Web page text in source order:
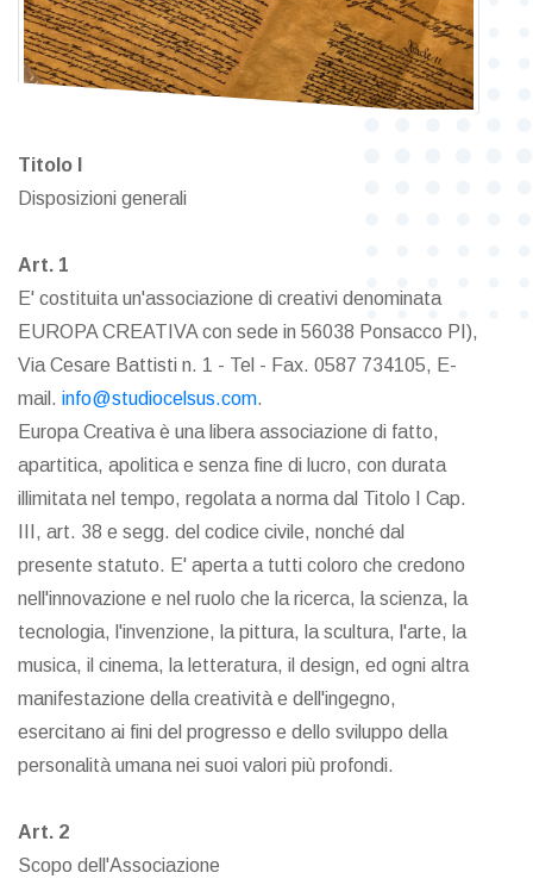
Titolo I
Disposizioni generali
Art. 1
E' costituita un'associazione di creativi denominata
EUROPA CREATIVA con sede in 56038 Ponsacco PI),
Via Cesare Battisti n. 1 - Tel - Fax. 0587 734105, E-
mail. info@studiocelsus.com.
Europa Creativa è una libera associazione di fatto,
apartitica, apolitica e senza fine di lucro, con durata
illimitata nel tempo, regolata a norma dal Titolo I Cap.
III, art. 38 e segg. del codice civile, nonché dal
presente statuto. E' aperta a tutti coloro che credono
nell'innovazione e nel ruolo che la ricerca, la scienza, la
tecnologia, l'invenzione, la pittura, la scultura, l'arte, la
musica, il cinema, la letteratura, il design, ed ogni altra
manifestazione della creatività e dell'ingegno,
esercitano ai fini del progresso e dello sviluppo della
personalità umana nei suoi valori più profondi.
Art. 2
Scopo dell'Associazione